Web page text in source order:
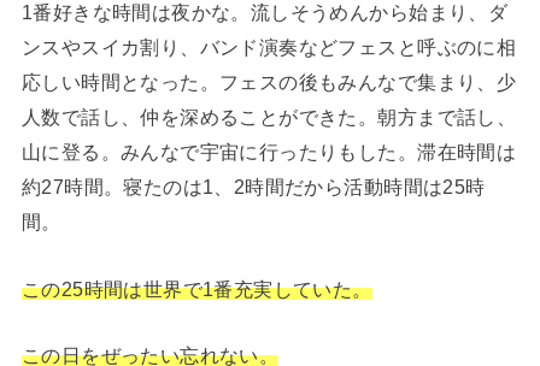
1番好きな時間は夜かな。流しそうめんから始まり、ダ
ンスやスイカ割り、バンド演奏などフェスと呼ぶのに相
応しい時間となった。フェスの後もみんなで集まり、少
人数で話し、仲を深めることができた。朝方まで話し、
山に登る。みんなで宇宙に行ったりもした。滞在時間は
約27時間。寝たのは1、2時間だから活動時間は25時
間。
この25時間は世界で1番充実していた。
この日をぜったい忘れない。